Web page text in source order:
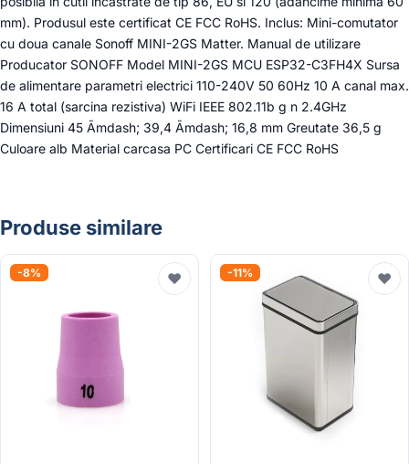
mm). Produsul este certificat CE FCC RoHS. Inclus: Mini-comutator
cu doua canale Sonoff MINI-2GS Matter. Manual de utilizare
Producator SONOFF Model MINI-2GS MCU ESP32-C3FH4X Sursa
de alimentare parametri electrici 110-240V 50 60Hz 10 A canal max.
16 A total (sarcina rezistiva) WiFi IEEE 802.11b g n 2.4GHz
Dimensiuni 45 Ãmdash; 39,4 Ãmdash; 16,8 mm Greutate 36,5 g
Culoare alb Material carcasa PC Certificari CE FCC RoHS
Produse similare
-8% ♥ -11% ♥